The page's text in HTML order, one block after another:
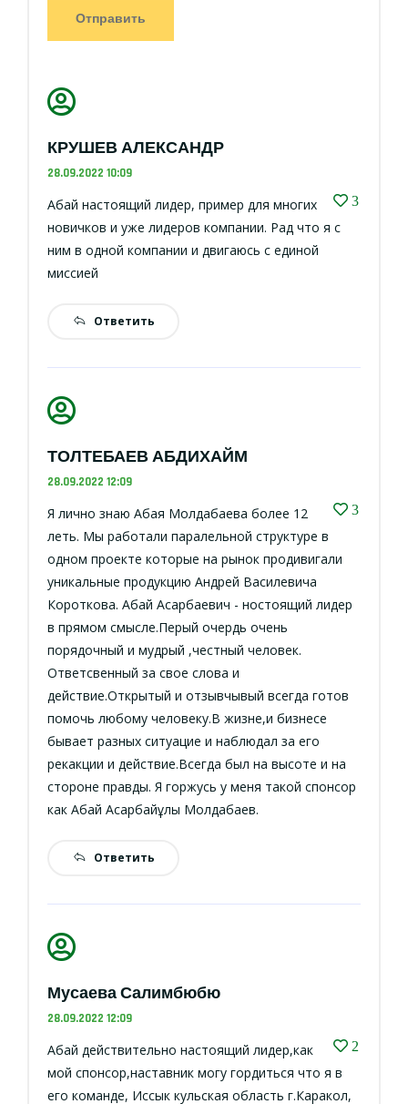
Отправить
КРУШЕВ АЛЕКСАНДР
28.09.2022 10:09
3
Абай настоящий лидер, пример для многих
новичков и уже лидеров компании. Рад что я с
ним в одной компании и двигаюсь с единой
миссией
Ответить
ТОЛТЕБАЕВ АБДИХАЙМ
28.09.2022 12:09
3
Я лично знаю Абая Молдабаева более 12
леть. Мы работали паралельной структуре в
одном проекте которые на рынок продивигали
уникальные продукцию Андрей Василевича
Короткова. Абай Асарбаевич - ностоящий лидер
в прямом смысле.Перый очердь очень
порядочный и мудрый ,честный человек.
Ответсвенный за свое слова и
действие.Открытый и отзывчывый всегда готов
помочь любому человеку.В жизне,и бизнесе
бывает разных ситуацие и наблюдал за его
рекакции и действие.Всегда был на высоте и на
стороне правды. Я горжусь у меня такой спонсор
как Абай Асарбайұлы Молдабаев.
Ответить
Мусаева Салимбюбю
28.09.2022 12:09
2
Абай действительно настоящий лидер,как
мой спонсор,наставник могу гордиться что я в
его команде, Иссык кульская область г.Каракол,